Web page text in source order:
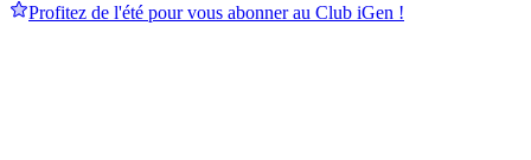
Profitez de l'été pour vous abonner au Club iGen !